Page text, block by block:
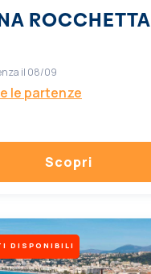
ROCCHETTA
il 08/09
le partenze
Scopri
DISPONIBILI